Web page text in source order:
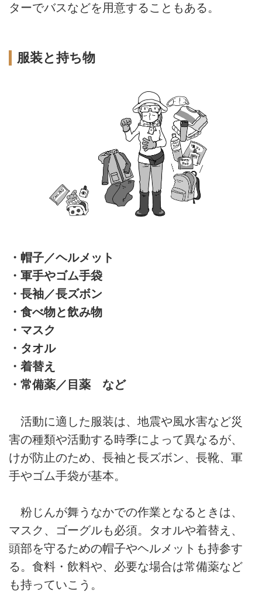
ターでバスなどを用意することもある。
服装と持ち物
・帽子／ヘルメット
・軍手やゴム手袋
・長袖／長ズボン
・食べ物と飲み物
・マスク
・タオル
・着替え
・常備薬／目薬 など
活動に適した服装は、地震や風水害など災
害の種類や活動する時季によって異なるが、
けが防止のため、長袖と長ズボン、長靴、軍
手やゴム手袋が基本。
粉じんが舞うなかでの作業となるときは、
マスク、ゴーグルも必須。タオルや着替え、
頭部を守るための帽子やヘルメットも持参す
る。食料・飲料や、必要な場合は常備薬など
も持っていこう。